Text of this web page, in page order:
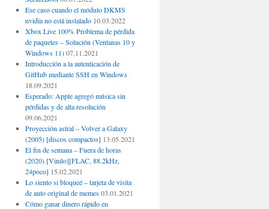
Ese caso cuando el módulo DKMS
nvidia no está instalado 10.03.2022
Xbox Live 100% Problema de pérdida
de paquetes – Solución (Ventanas 10 y
Windows 11) 07.11.2021
Introducción a la autenticación de
GitHub mediante SSH en Windows
18.09.2021
Esperado: Apple agregó música sin
pérdidas y de alta resolución
09.06.2021
Proyección astral – Volver a Galaxy
(2005) [discos compactos] 13.05.2021
El fin de semana – Fuera de horas
(2020) [Vinilo][FLAC, 88.2kHz,
24poco] 15.02.2021
Lo siento si bloqueé – tarjeta de visita
de auto original de memes 03.01.2021
Cómo ganar dinero rápido en